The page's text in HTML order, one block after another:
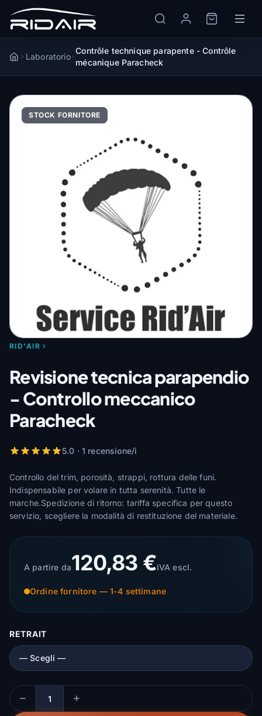
AccueilLaboratorio
Contrôle technique parapente - Contrôle
mécanique Paracheck
STOCK FORNITORE
RID'AIR
Revisione tecnica parapendio
- Controllo meccanico
Paracheck
5.0 · 1 recensione/i
Controllo del trim, porosità, strappi, rottura delle funi.
Indispensabile per volare in tutta serenità. Tutte le
marche.Spedizione di ritorno: tariffa specifica per questo
servizio, scegliere la modalità di restituzione del materiale.
A partire da120,83 €IVA escl.
Ordine fornitore — 1-4 settimane
RETRAIT
Quantità